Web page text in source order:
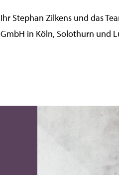
Ihr Stephan Zilkens und das
GmbH in Köln, Solothurn und